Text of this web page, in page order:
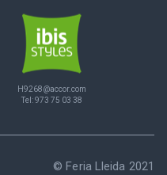
H9268@accor.com
Tel:973 75 03 38
© Feria Lleida 2021